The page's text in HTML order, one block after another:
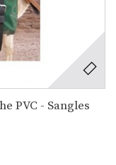
PVC - Sangles